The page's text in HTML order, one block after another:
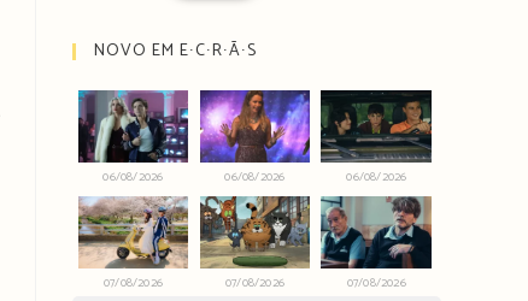
NOVO EM E∙C∙R∙Ã∙S
06/08/2026 06/08/2026 06/08/2026
07/08/2026 07/08/2026 07/08/2026